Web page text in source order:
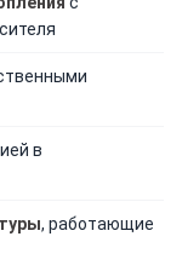
в
, работающие